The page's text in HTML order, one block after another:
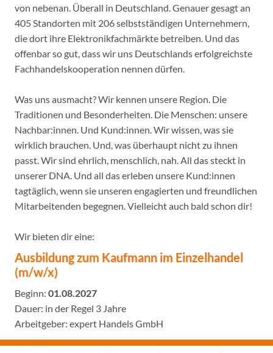
von nebenan. Überall in Deutschland. Genauer gesagt an
405 Standorten mit 206 selbstständigen Unternehmern,
die dort ihre Elektronikfachmärkte betreiben. Und das
offenbar so gut, dass wir uns Deutschlands erfolgreichste
Fachhandelskooperation nennen dürfen.
Was uns ausmacht? Wir kennen unsere Region. Die
Traditionen und Besonderheiten. Die Menschen: unsere
Nachbar:innen. Und Kund:innen. Wir wissen, was sie
wirklich brauchen. Und, was überhaupt nicht zu ihnen
passt. Wir sind ehrlich, menschlich, nah. All das steckt in
unserer DNA. Und all das erleben unsere Kund:innen
tagtäglich, wenn sie unseren engagierten und freundlichen
Mitarbeitenden begegnen. Vielleicht auch bald schon dir!
Wir bieten dir eine:
Ausbildung zum Kaufmann im Einzelhandel
(m/w/x)
Beginn: 01.08.2027
Dauer: in der Regel 3 Jahre
Arbeitgeber: expert Handels GmbH